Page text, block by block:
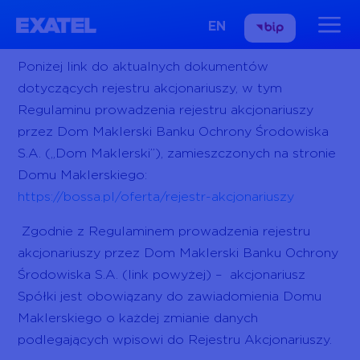
EN
Poniżej link do aktualnych dokumentów
dotyczących rejestru akcjonariuszy, w tym
Regulaminu prowadzenia rejestru akcjonariuszy
przez Dom Maklerski Banku Ochrony Środowiska
S.A. („Dom Maklerski”), zamieszczonych na stronie
Domu Maklerskiego:
https://bossa.pl/oferta/rejestr-akcjonariuszy
Zgodnie z Regulaminem prowadzenia rejestru
akcjonariuszy przez Dom Maklerski Banku Ochrony
Środowiska S.A. (link powyżej) – akcjonariusz
Spółki jest obowiązany do zawiadomienia Domu
Maklerskiego o każdej zmianie danych
podlegających wpisowi do Rejestru Akcjonariuszy.